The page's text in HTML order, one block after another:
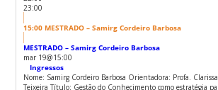
23:00
15:00 MESTRADO – Samirg Cordeiro Barbosa
MESTRADO – Samirg Cordeiro Barbosa
mar 19@15:00
Ingressos
Nome: Samirg Cordeiro Barbosa Orientadora: Profa.
Teixeira Título: Gestão do Conhecimento como estratégia